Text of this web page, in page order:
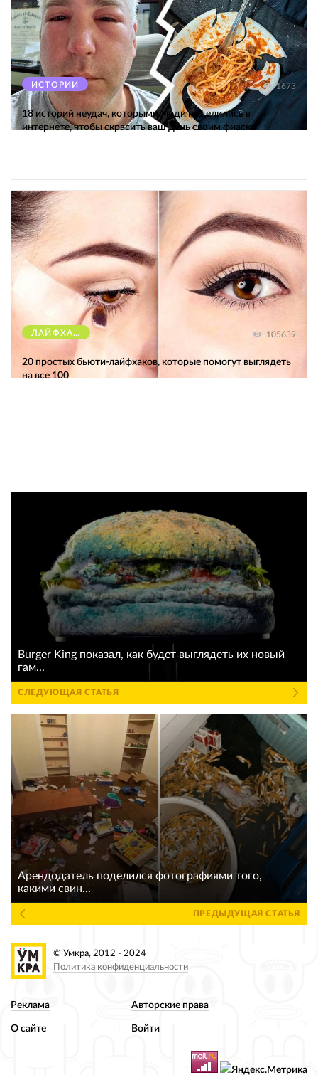
ИСТОРИИ 1673
18 историй неудач, которыми люди поделились в
интернете, чтобы скрасить ваш день своим фиаско
ЛАЙФХАКИ 105639
20 простых бьюти-лайфхаков, которые помогут выглядеть
на все 100
Burger King показал, как будет выглядеть их новый
гам...
СЛЕДУЮЩАЯ СТАТЬЯ
Арендодатель поделился фотографиями того,
какими свин...
ПРЕДЫДУЩАЯ СТАТЬЯ
Реклама Авторские права
О сайте Войти
© Умкра, 2012 - 2024
Политика конфиденциальности